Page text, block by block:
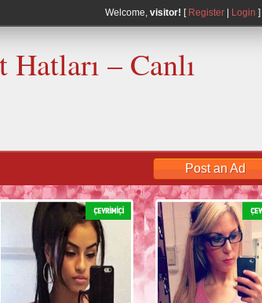
Welcome, visitor! [ Register Login ]
Hatları – Canlı
Post an Ad